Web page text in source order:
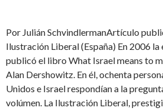
Por Julián SchvindlermanArtículo
Ilustración Liberal (España) En 2006
publicó el libro What Israel means to
Alan Dershowitz. En él, ochenta
Unidos e Israel respondían a la
volúmen. La Ilustración Liberal,